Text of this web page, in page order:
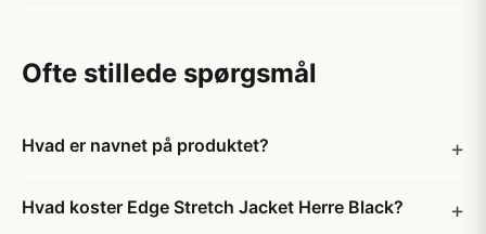
Ofte stillede spørgsmål
Hvad er navnet på produktet?
Hvad koster Edge Stretch Jacket Herre Black?